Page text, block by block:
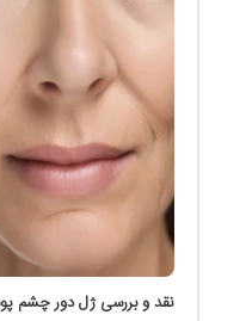
نقد و بررسی ژل دور چشم